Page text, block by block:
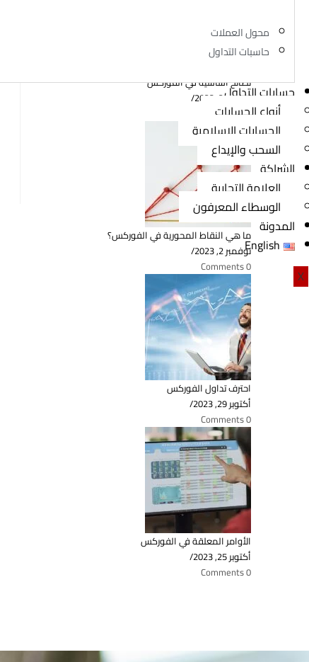
محول العملات
حاسبات التداول
حسابات التداول
أنواع الحسابات
الحسابات الإسلامية
السحب والإيداع
الشراكة
العلامة التجارية
الوسطاء المعرفون
المدونة
English
X
نصائح أساسية في الفوركس
نوفمبر 2, 2023
/
0 Comments
ما هي النقاط المحورية في الفوركس؟
نوفمبر 2, 2023
/
0 Comments
احترف تداول الفوركس
أكتوبر 29, 2023
/
0 Comments
الأوامر المعلقة في الفوركس
أكتوبر 25, 2023
/
0 Comments